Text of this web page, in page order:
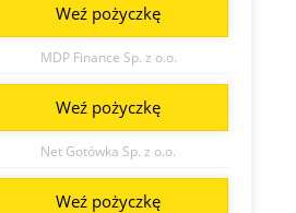
MDP Finance Sp. z o.o.
Weź pożyczkę
Net Gotówka Sp. z o.o.
Weź pożyczkę
Weź pożyczkę